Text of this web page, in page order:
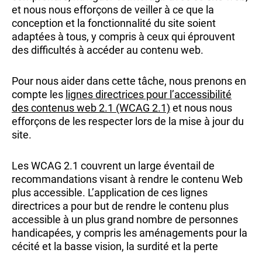
et nous nous efforçons de veiller à ce que la
conception et la fonctionnalité du site soient
adaptées à tous, y compris à ceux qui éprouvent
des difficultés à accéder au contenu web.
Pour nous aider dans cette tâche, nous prenons en
compte les lignes directrices pour l’accessibilité
des contenus web 2.1 (WCAG 2.1) et nous nous
efforçons de les respecter lors de la mise à jour du
site.
Les WCAG 2.1 couvrent un large éventail de
recommandations visant à rendre le contenu Web
plus accessible. L’application de ces lignes
directrices a pour but de rendre le contenu plus
accessible à un plus grand nombre de personnes
handicapées, y compris les aménagements pour la
cécité et la basse vision, la surdité et la perte